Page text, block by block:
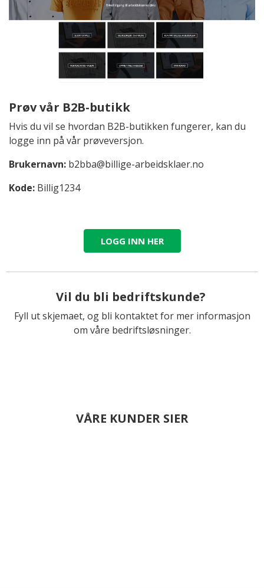
Prøv vår B2B-butikk
Hvis du vil se hvordan B2B-butikken fungerer, kan du
logge inn på vår prøveversjon.
Brukernavn: b2bba@billige-arbeidsklaer.no
Kode: Billig1234
LOGG INN HER
Vil du bli bedriftskunde?
Fyll ut skjemaet, og bli kontaktet for mer informasjon
om våre bedriftsløsninger.
VÅRE KUNDER SIER